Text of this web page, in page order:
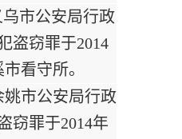
市公安局行政
盗窃罪于2014
看守所。
市公安局行政
窃罪于2014年